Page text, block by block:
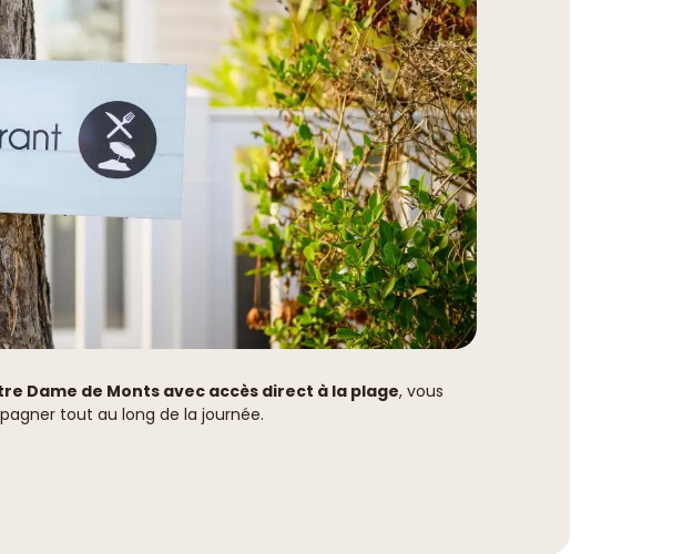
Dame de Monts avec accès direct à la plage, vous
tout au long de la journée.